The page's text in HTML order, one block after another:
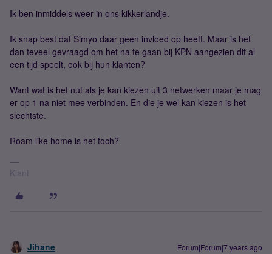
Ik ben inmiddels weer in ons kikkerlandje.
Ik snap best dat Simyo daar geen invloed op heeft. Maar is het
dan teveel gevraagd om het na te gaan bij KPN aangezien dit al
een tijd speelt, ook bij hun klanten?
Want wat is het nut als je kan kiezen uit 3 netwerken maar je mag
er op 1 na niet mee verbinden. En die je wel kan kiezen is het
slechtste.
Roam like home is het toch?
Klant
Jihane Forum|Forum|7 years ago